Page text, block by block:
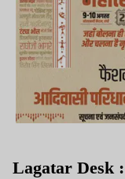
Lagatar Desk :